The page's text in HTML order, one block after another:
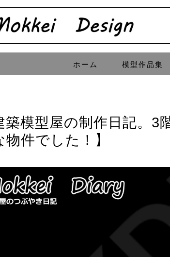
ホーム 模型作品集
築模型屋の制作日記。
物件でした！】